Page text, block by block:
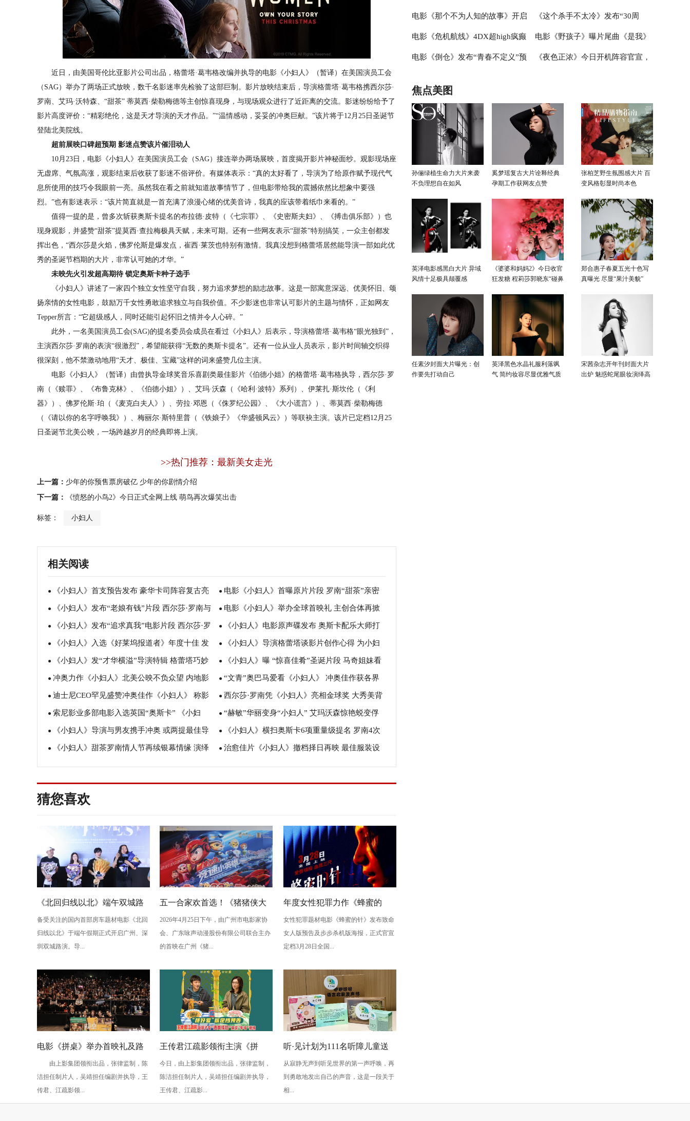
近日，由美国哥伦比亚影片公司出品，格蕾塔·葛韦格改编并执导的电影《小妇人》（暂译）在美国演员工会
（SAG）举办了两场正式放映，数千名影迷率先检验了这部巨制。影片放映结束后，导演格蕾塔·葛韦格携西尔莎·
罗南、艾玛·沃特森、“甜茶” 蒂莫西·柴勒梅德等主创惊喜现身，与现场观众进行了近距离的交流。影迷纷纷给予了
影片高度评价：“精彩绝伦，这是天才导演的天才作品。”“温情感动，妥妥的冲奥巨献。”该片将于12月25日圣诞节
登陆北美院线。
超前展映口碑超预期 影迷点赞该片催泪动人
10月23日，电影《小妇人》在美国演员工会（SAG）接连举办两场展映，首度揭开影片神秘面纱。观影现场座
无虚席、气氛高涨，观影结束后收获了影迷不俗评价。有媒体表示：“真的太好看了，导演为了给原作赋予现代气
息所使用的技巧令我眼前一亮。虽然我在看之前就知道故事情节了，但电影带给我的震撼依然比想象中要强
烈。”也有影迷表示：“该片简直就是一首充满了浪漫心绪的优美音诗，我真的应该带着纸巾来看的。”
值得一提的是，曾多次斩获奥斯卡提名的布拉德·皮特（《七宗罪》、《史密斯夫妇》、《搏击俱乐部》）也
现身观影，并盛赞“甜茶”提莫西·查拉梅极具天赋，未来可期。还有一些网友表示“甜茶”特别搞笑，一众主创都发
挥出色，“西尔莎是火焰，佛罗伦斯是爆发点，崔西·莱茨也特别有激情。我真没想到格蕾塔居然能导演一部如此优
秀的圣诞节档期的大片，非常认可她的才华。”
未映先火引发超高期待 锁定奥斯卡种子选手
《小妇人》讲述了一家四个独立女性坚守自我，努力追求梦想的励志故事。这是一部寓意深远、优美怀旧、颂
扬亲情的女性电影，鼓励万千女性勇敢追求独立与自我价值。不少影迷也非常认可影片的主题与情怀，正如网友
Tepper所言：“它超级感人，同时还能引起怀旧之情并令人心碎。”
此外，一名美国演员工会(SAG)的提名委员会成员在看过《小妇人》后表示，导演格蕾塔·葛韦格“眼光独到”，
主演西尔莎·罗南的表演“很激烈”，希望能获得“无数的奥斯卡提名”。还有一位从业人员表示，影片时间轴交织得
很深刻，他不禁激动地用“天才、极佳、宝藏”这样的词来盛赞几位主演。
电影《小妇人》（暂译）由曾执导金球奖音乐喜剧类最佳影片《伯德小姐》的格蕾塔·葛韦格执导，西尔莎·罗
南（《赎罪》、《布鲁克林》、《伯德小姐》）、艾玛·沃森（《哈利·波特》系列）、伊莱扎·斯坎伦（《利
器》）、佛罗伦斯·珀（《麦克白夫人》）、劳拉·邓恩（《侏罗纪公园》、《大小谎言》）、蒂莫西·柴勒梅德
（《请以你的名字呼唤我》）、梅丽尔·斯特里普（《铁娘子》《华盛顿风云》）等联袂主演。该片已定档12月25
日圣诞节北美公映，一场跨越岁月的经典即将上演。
>>热门推荐：最新美女走光
上一篇： 少年的你预售票房破亿 少年的你剧情介绍
下一篇：
《愤怒的小鸟2》今日正式全网上线 萌鸟再次爆笑出击
标签： 小妇人
相关阅读
● 《小妇人》首支预告发布 豪华卡司阵容复古亮
相大飙演技
● 电影《小妇人》首曝原片片段 罗南“甜茶”亲密
热舞引爆期待
● 《小妇人》发布“老娘有钱”片段 西尔莎·罗南与
梅姨同场飙戏
● 电影《小妇人》举办全球首映礼 主创合体再掀
颜值风暴
● 《小妇人》发布“追求真我”电影片段 西尔莎·罗
南开秀精湛演技
● 《小妇人》电影原声碟发布 奥斯卡配乐大师打
造“灵魂之音”
● 《小妇人》入选《好莱坞报道者》年度十佳 发
布“母女交心”片段
● 《小妇人》导演格蕾塔谈影片创作心得 为小妇
人“穿上新装”
● 《小妇人》发“才华横溢”导演特辑 格蕾塔巧妙
改编hold住片场
● 《小妇人》曝 “惊喜佳肴”圣诞片段 马奇姐妹看
到美食的表情亮了
● 冲奥力作《小妇人》北美公映不负众望 内地影
迷在线求“安排”
● “文青”奥巴马爱看《小妇人》 冲奥佳作获各界
名人盛赞
● 迪士尼CEO罕见盛赞冲奥佳作《小妇人》 称影
片为“大师杰作”
● 西尔莎·罗南凭《小妇人》亮相金球奖 大秀美背
A出新高度
● 索尼影业多部电影入选英国“奥斯卡” 《小妇
人》《好莱坞往事》领衔多项提名
● “赫敏”华丽变身“小妇人” 艾玛沃森惊艳蜕变俘
获网友
● 《小妇人》导演与男友携手冲奥 或两提最佳导
演创女导演历史
● 《小妇人》横扫奥斯卡6项重量级提名 罗南4次
冲奥成最年轻影后候选
● 《小妇人》甜茶罗南情人节再续银幕情缘 演绎
今年情人节必看佳片
● 治愈佳片《小妇人》撤档择日再映 最佳服装设
计美轮美奂征服奥斯卡
猜您喜欢
《北回归线以北》端午双城路
演，定档6月26日奔赴山海
备受关注的国内首部房车题材电影《北回
归线以北》于端午假期正式开启广州、深
圳双城路演。导...
五一合家欢首选！《猪猪侠大
电影之竞速小英雄》广州首映
欢乐狂飙
2026年4月25日下午，由广州市电影家协
会、广东咏声动漫股份有限公司联合主办
的首映在广州《猪...
年度女性犯罪力作《蜂蜜的
针》定档3月28日 绝版影后阵容
癫
女性犯罪题材电影《蜂蜜的针》发布致命
女人版预告及步步杀机版海报，正式官宣
定档3月28日全国...
电影《拼桌》举办首映礼及路
演 白色情人节相约搭子稳稳幸
福
由上影集团领衔出品，张律监制，陈
洁担任制片人，吴靖担任编剧并执导，王
传君、江疏影领...
王传君江疏影领衔主演《拼
桌》定档3月14日
今日，由上影集团领衔出品，张律监制，
陈洁担任制片人，吴靖担任编剧并执导，
王传君、江疏影...
听·见计划为111名听障儿童送
上新年声音礼包：让每一次表
达都有回响
从寂静无声到听见世界的第一声呼唤，再
到勇敢地发出自己的声音，这是一段关于
相...
深度
拆盒“好东西” 现身厦门首映欢乐交
流观影感受
拆盒“好东西” 现身厦门首映欢乐交
流观影感受
电影《那个不为人知的故事》开启
预售 “不要等我了”版预告“我来找
你了”版海报双发
《这个杀手不太冷》发布“30周
年”纪念版预告中国版海报 初冬温
暖重逢
电影《危机航线》4DX超high疯癫
场官宣 系好安全带跟刘德华超沉浸
电影《野孩子》曝片尾曲《是我》
MV 白举纲唱出蓬勃生命力
电影《倒仓》发布“青春不定义”预 《夜色正浓》今日开机阵容官宣，
焦点美图
孙俪绿植生命力大片来袭
不负理想自在如风
奚梦瑶复古大片诠释经典
孕期工作获网友点赞
张柏芝野生氛围感大片 百
变风格彰显时尚本色
英泽电影感黑白大片 异域
风情十足极具颠覆感
《婆婆和妈妈2》今日收官
狂发糖 程莉莎郭晓东“碰鼻
郑合惠子春夏五光十色写
真曝光 尽显“果汁美貌”
任素汐封面大片曝光：创
作要先打动自己
英泽黑色水晶礼服利落飒
气 简约妆容尽显优雅气质
宋茜杂志开年刊封面大片
出炉 魅惑蛇尾眼妆演绎高